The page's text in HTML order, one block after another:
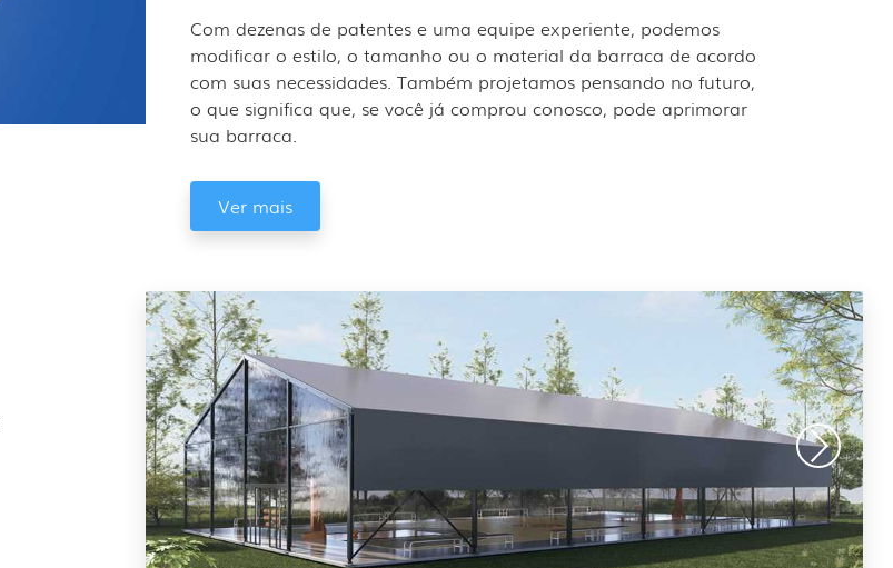
Com dezenas de patentes e uma equipe experiente, podemos
modificar o estilo, o tamanho ou o material da barraca de acordo
com suas necessidades. Também projetamos pensando no futuro,
o que significa que, se você já comprou conosco, pode aprimorar
sua barraca.
Ver mais